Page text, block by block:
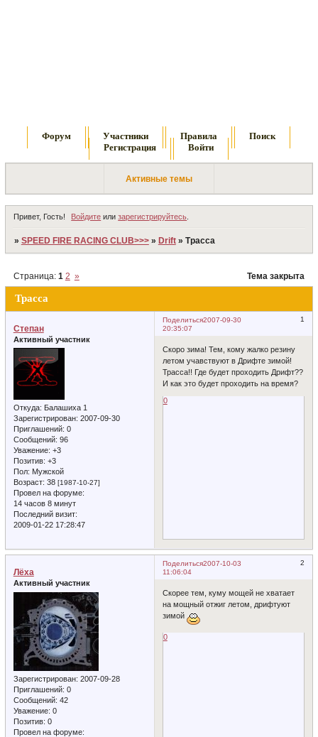
Форум Участники Правила
Поиск
Регистрация
Войти
Активные темы
Привет, Гость! Войдите илизарегистрируйтесь
» SPEED FIRE RACING CLUB>>> » Drift » Трасса
Трасса
Страница: 1 2 » Тема закрыта
Поделиться 1
2007-09-30
20:35:07
Степан
Активный участник
Откуда: Балашиха 1
Зарегистрирован: 2007-09-30
Приглашений: 0
Сообщений: 96
Уважение: +3
Позитив: +3
Пол: Мужской
Возраст: 38 [1987-10-27]
Провел на форуме:
14 часов 8 минут
Последний визит:
2009-01-22 17:28:47
Скоро зима! Тем, кому жалко резину
летом учавствуют в Дрифте зимой!
Трасса!! Где будет проходить Дрифт??
И как это будет проходить на время?
0
Поделиться 2
2007-10-03
11:06:04
Лёха
Активный участник
Зарегистрирован: 2007-09-28
Приглашений: 0
Сообщений: 42
Уважение: 0
Позитив: 0
Провел на форуме:
Скорее тем, куму мощей не хватает
на мощный отжиг летом, дрифтуют
зимой
0